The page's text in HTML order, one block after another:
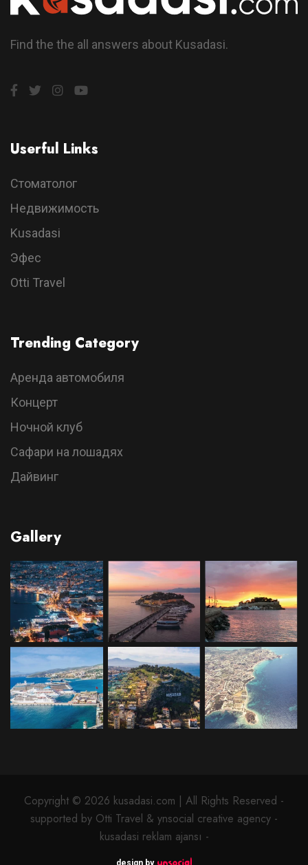
Find the the all answers about Kusadasi.
Userful Links
Стоматолог
Недвижимость
Kusadasi
Эфес
Otti Travel
Trending Category
Аренда автомобиля
Концерт
Ночной клуб
Сафари на лошадях
Дайвинг
Gallery
Copyright © 2026 kusadasi.com | All Rights Reserved -
supported by Otti Travel & ynsocial creative agency -
kusadasi reklam ajansı -
design by